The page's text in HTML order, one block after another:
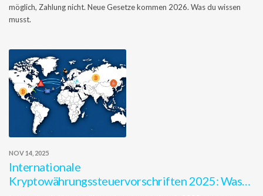
möglich, Zahlung nicht. Neue Gesetze kommen 2026. Was du wissen
musst.
NOV 14, 2025
Internationale
Kryptowährungssteuervorschriften 2025: Was